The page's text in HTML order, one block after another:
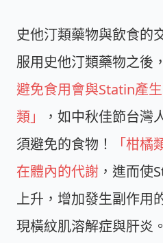
史他汀類藥物與飲食的
服用史他汀類藥物之後，
避免食用會與Statin產
類」
，如中秋佳節台灣
須避免的食物！
「柑
在體內的代謝 ，進而使
上升，增加發生副作用
現橫紋肌溶解症與肝炎